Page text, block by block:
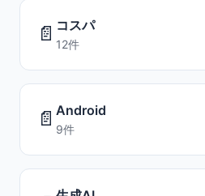
📄 コスパ
12件
📄 Android
9件